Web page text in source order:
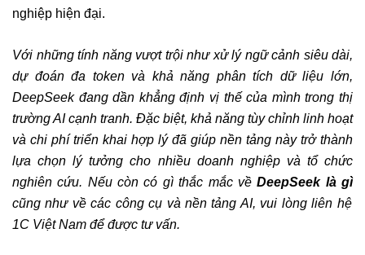
nghiệp hiện đại.
Với những tính năng vượt trội như xử lý ngữ cảnh siêu dài,
dự đoán đa token và khả năng phân tích dữ liệu lớn,
DeepSeek đang dần khẳng định vị thế của mình trong thị
trường AI cạnh tranh. Đặc biệt, khả năng tùy chỉnh linh hoạt
và chi phí triển khai hợp lý đã giúp nền tảng này trở thành
lựa chọn lý tưởng cho nhiều doanh nghiệp và tổ chức
nghiên cứu. Nếu còn có gì thắc mắc vềDeepSeek là gì
cũng như về các công cụ và nền tảng AI, vui lòng liên hệ
1C Việt Nam để được tư vấn.